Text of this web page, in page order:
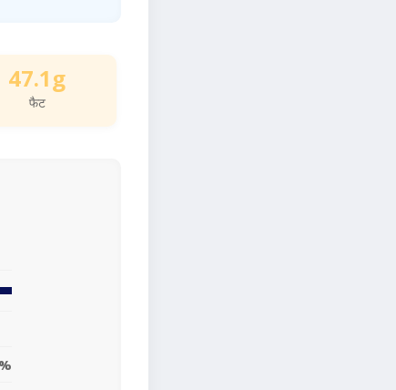
47.1g
फैट